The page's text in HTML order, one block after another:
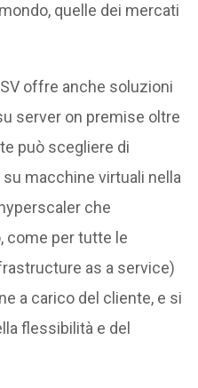
quelle dei mercati
offre anche soluzioni
server on premise oltre
può scegliere di
macchine virtuali nella
che
come per tutte le
as a service)
a carico del cliente, e si
flessibilità e del